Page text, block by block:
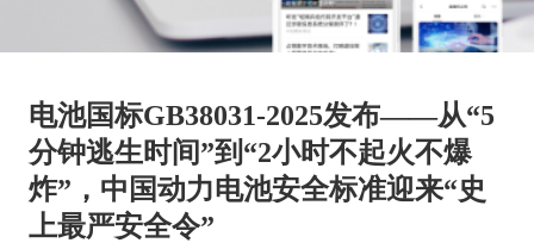
电池国标GB38031-2025发布——从“5
分钟逃生时间”到“2小时不起火不爆
炸”，中国动力电池安全标准迎来“史
上最严安全令”